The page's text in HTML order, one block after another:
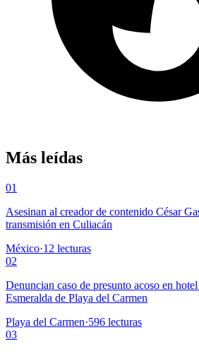
Más leídas
01
Asesinan al creador de contenido César
transmisión en Culiacán
México·12 lecturas
02
Denuncian caso de presunto acoso en
Esmeralda de Playa del Carmen
Playa del Carmen·596 lecturas
03